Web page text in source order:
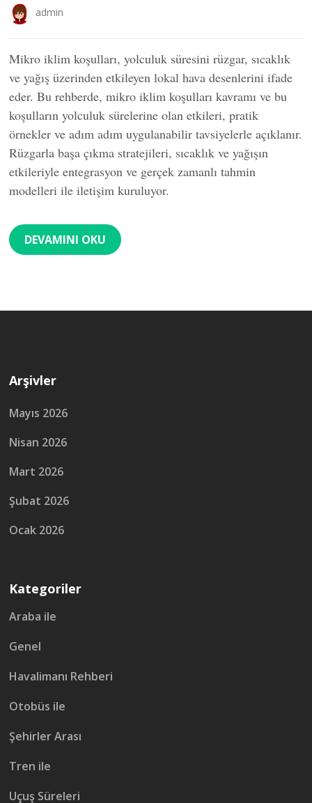
admin
Mikro iklim koşulları, yolculuk süresini rüzgar, sıcaklık
ve yağış üzerinden etkileyen lokal hava desenlerini ifade
eder. Bu rehberde, mikro iklim koşulları kavramı ve bu
koşulların yolculuk sürelerine olan etkileri, pratik
örnekler ve adım adım uygulanabilir tavsiyelerle açıklanır.
Rüzgarla başa çıkma stratejileri, sıcaklık ve yağışın
etkileriyle entegrasyon ve gerçek zamanlı tahmin
modelleri ile iletişim kuruluyor.
DEVAMINI OKU
Arşivler
Mayıs 2026
Nisan 2026
Mart 2026
Şubat 2026
Ocak 2026
Kategoriler
Araba ile
Genel
Havalimanı Rehberi
Otobüs ile
Şehirler Arası
Tren ile
Uçuş Süreleri